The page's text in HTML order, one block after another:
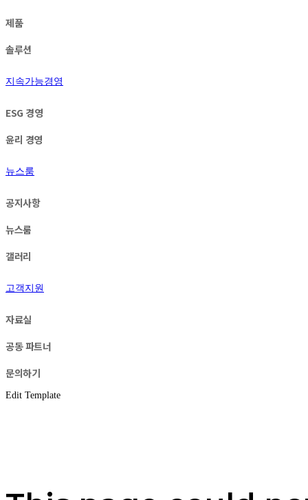
제품
솔루션
지속가능경영
ESG 경영
윤리 경영
뉴스룸
공지사항
뉴스룸
갤러리
고객지원
자료실
공동 파트너
문의하기
Edit Template